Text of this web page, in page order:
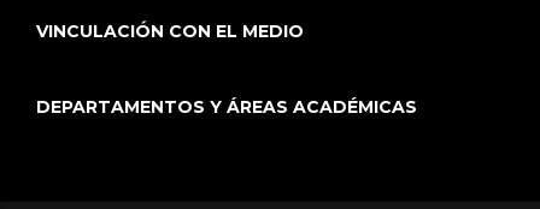
VINCULACIÓN CON EL MEDIO
DEPARTAMENTOS Y ÁREAS ACADÉMICAS